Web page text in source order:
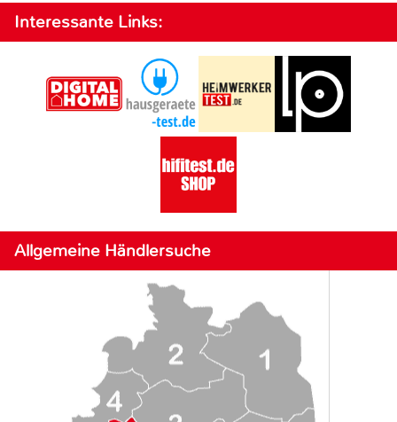
Interessante Links:
Allgemeine Händlersuche